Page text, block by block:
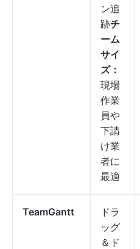
ン追
跡チ
ーム
サイ
ズ：
現場
作業
員や
下請
け業
者に
最適
TeamGantt
ドラ
ッグ
＆ド